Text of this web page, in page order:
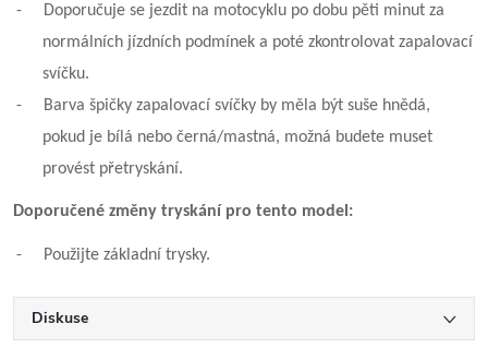
-
Doporučuje se jezdit na motocyklu po dobu pěti minut za
normálních jízdních podmínek a poté zkontrolovat zapalovací
svíčku.
-
Barva špičky zapalovací svíčky by měla být suše hnědá,
pokud je bílá nebo černá/mastná, možná budete muset
provést přetryskání.
Doporučené změny tryskání pro tento model:
- Použijte základní trysky.
Diskuse